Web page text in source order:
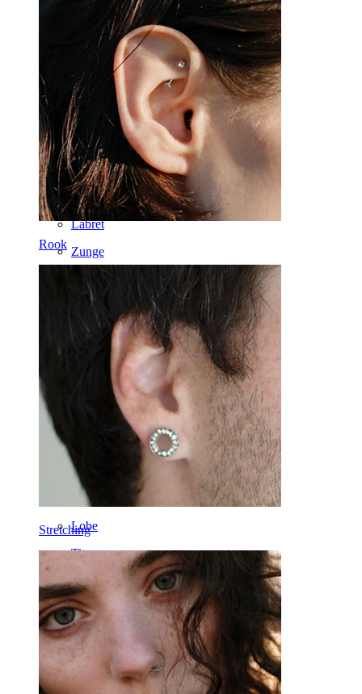
Rook
Stretching
Brustwarzen
Industrial
Helix
Ohr
Septum
14kt. Gold
Clip-on
Labret
Zunge
Nase
Tragus
Barbell
Werkzeuge
Curved Barbell
Lobe
Titan